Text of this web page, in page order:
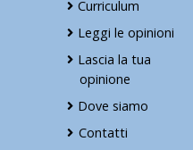
Curriculum
Leggi le opinioni
Lascia la tua
opinione
Dove siamo
Contatti